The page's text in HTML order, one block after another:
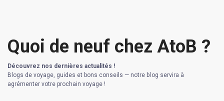
Quoi de neuf chez AtoB ?
Découvrez nos dernières actualités !
Blogs de voyage, guides et bons conseils — notre blog servira à
agrémenter votre prochain voyage !